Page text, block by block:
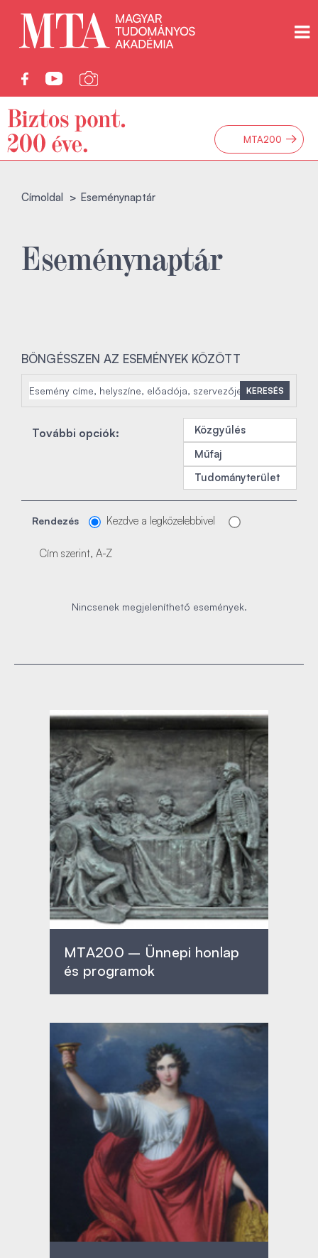
MTA200 →
Címoldal Eseménynaptár
Eseménynaptár
BÖNGÉSSZEN AZ ESEMÉNYEK KÖZÖTT
KERESÉS
További opciók:
Közgyűlés
Műfaj
Tudományterület
Rendezés Kezdve a legközelebbivel
Cím szerint, A-Z
Nincsenek megjeleníthető események.
MTA200 – Ünnepi honlap
és programok